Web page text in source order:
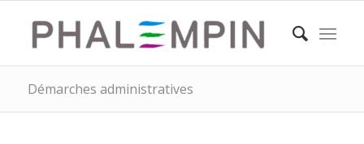
Démarches administratives